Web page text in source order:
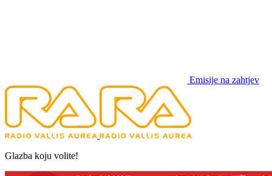
Emisije na zahtjev
Glazba koju volite!